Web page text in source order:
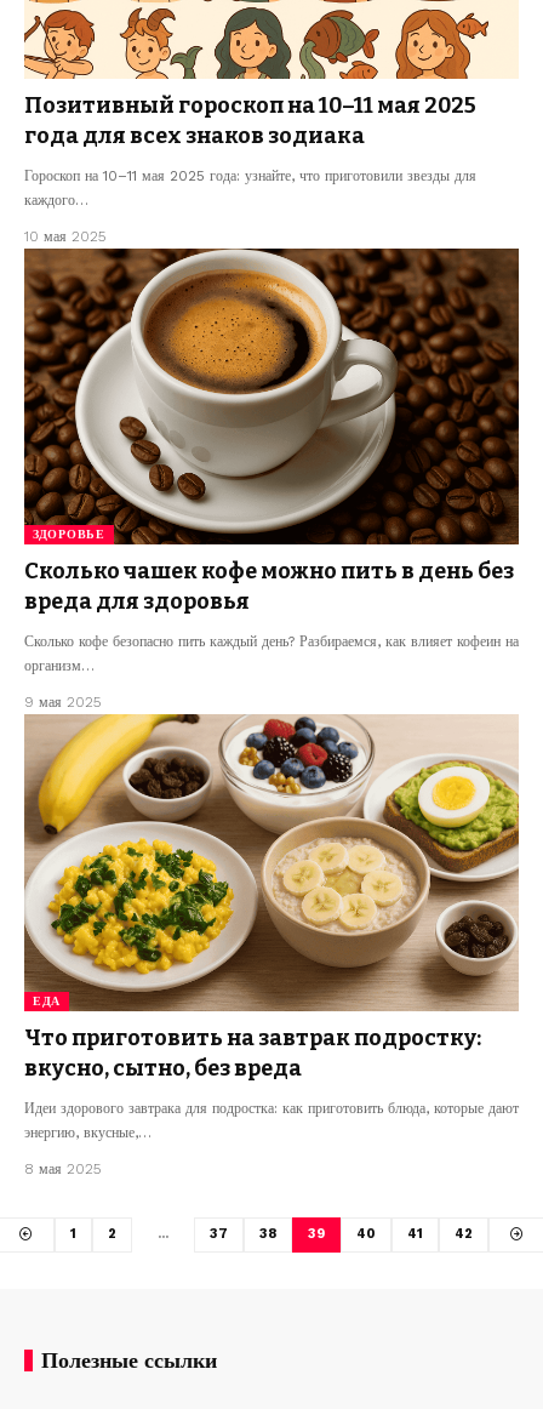
Позитивный гороскоп на 10–11 мая 2025
года для всех знаков зодиака
Гороскоп на 10–11 мая 2025 года: узнайте, что приготовили звезды для
каждого…
10 мая 2025
ЗДОРОВЬЕ
Сколько чашек кофе можно пить в день без
вреда для здоровья
Сколько кофе безопасно пить каждый день? Разбираемся, как влияет кофеин на
организм…
9 мая 2025
ЕДА
Что приготовить на завтрак подростку:
вкусно, сытно, без вреда
Идеи здорового завтрака для подростка: как приготовить блюда, которые дают
энергию, вкусные,…
8 мая 2025
1 2 … 37 38 39 40 41 42
Полезные ссылки